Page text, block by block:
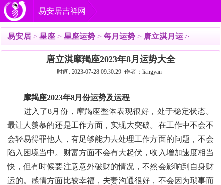
易安居吉祥网
易安居 > 星座 > 星座运势 > 每月运势 > 唐立淇月运 >
唐立淇摩羯座2023年8月运势大全
时间: 2023-07-28 09:30:29 作者：liangyan
摩羯座2023年8月份运势及运程
进入了8月份，摩羯座整体表现很好，处于稳定状态。
最让人羡慕的还是工作方面，实现大突破。在工作中不会不
会轻易得罪他人，有足够能力去处理工作方面的问题，不会
陷入困境当中。财富方面不会有大起伏，收入增加速度相当
快，但有时候要注意意外破财的情况，不然会影响到自身财
运的。感情方面比较幸福，夫妻沟通很好，不会因为琐事而